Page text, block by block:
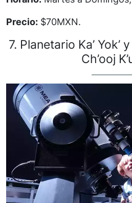
Precio: $70MXN.
7. Planetario Ka’ Yok’
Ch’ooj